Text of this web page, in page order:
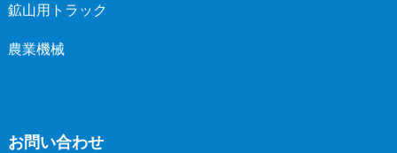
鉱山用トラック
農業機械
お問い合わせ